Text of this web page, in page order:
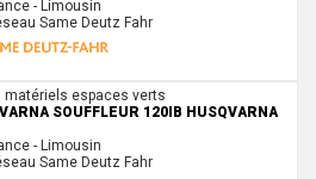
- Limousin
Same Deutz Fahr
matériels espaces verts
SOUFFLEUR 120IB HUSQVARNA
- Limousin
Same Deutz Fahr